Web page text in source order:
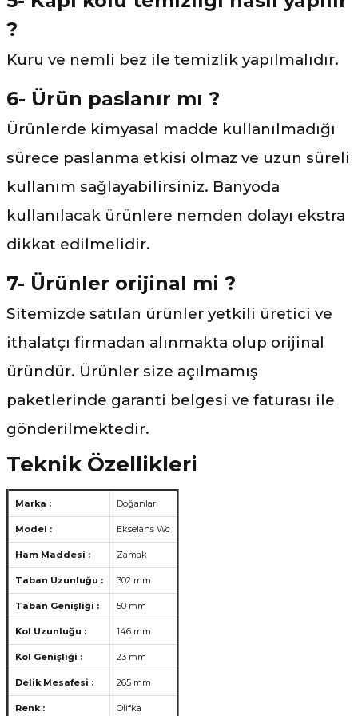
?
Kuru ve nemli bez ile temizlik yapılmalıdır.
6- Ürün paslanır mı ?
Ürünlerde kimyasal madde kullanılmadığı
sürece paslanma etkisi olmaz ve uzun süreli
kullanım sağlayabilirsiniz. Banyoda
kullanılacak ürünlere nemden dolayı ekstra
dikkat edilmelidir.
7- Ürünler orijinal mi ?
Sitemizde satılan ürünler yetkili üretici ve
ithalatçı firmadan alınmakta olup orijinal
üründür. Ürünler size açılmamış
paketlerinde garanti belgesi ve faturası ile
gönderilmektedir.
Teknik Özellikleri
Marka : Doğanlar
Model : Ekselans Wc
Ham Maddesi : Zamak
Taban Uzunluğu : 302 mm
Taban Genişliği : 50 mm
Kol Uzunluğu : 146 mm
Kol Genişliği : 23 mm
Delik Mesafesi : 265 mm
Renk : Olifka